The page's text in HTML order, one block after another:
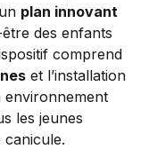
plan innovant
des enfants
comprend
et l’installation
les jeunes
canicule.